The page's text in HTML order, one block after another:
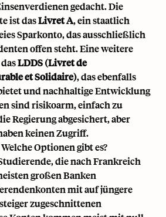
gedacht. Die
ist dasLivret A, ein staatlich
Sparkonto, das ausschließlich
offen steht. Eine weitere
LDDS (Livret de
et Solidaire), das ebenfalls
und nachhaltige Entwicklung
sind risikoarm, einfach zu
Regierung abgesichert, aber
keinen Zugriff.
Optionen gibt es?
die nach Frankreich
großen Banken
mit auf jüngere
zugeschnittenen